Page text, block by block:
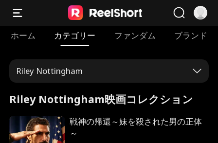
ホーム カテゴリー ファンダム ブランド
Riley Nottingham
Riley Nottingham映画コレクション
戦神の帰還～妹を殺された男の正体
～